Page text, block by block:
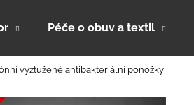
Péče o obuv a textil
vyztužené antibakteriální ponožky
najít?